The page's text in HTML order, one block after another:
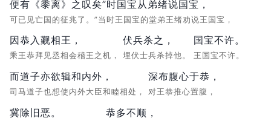
便有《黍离》之叹矣”时国宝从弟绪说国宝，
可已见亡国的征兆了。”当时王国宝的堂弟王绪劝说王国宝，
因恭入觐相王，
乘王恭拜见丞相会稽王之机，
伏兵杀之，
埋伏士兵杀掉他。
国宝不许。
王国宝不许。
而道子亦欲辑和内外，
司马道子也想使内外大臣和睦相处，
深布腹心于恭，
对王恭推心置腹，
冀除旧恶。 恭多不顺，